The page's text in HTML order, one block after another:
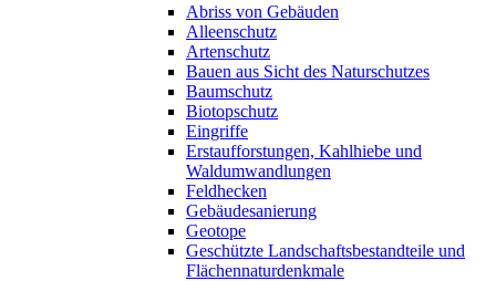
Abriss von Gebäuden
Alleenschutz
Artenschutz
Bauen aus Sicht des Naturschutzes
Baumschutz
Biotopschutz
Eingriffe
Erstaufforstungen, Kahlhiebe und
Waldumwandlungen
Feldhecken
Gebäudesanierung
Geotope
Geschützte Landschaftsbestandteile und
Flächennaturdenkmale